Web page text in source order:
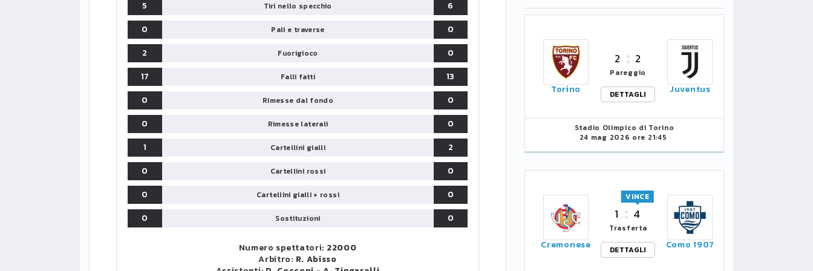
5
Tiri nello specchio
6
0
Pali e traverse
0
2
Fuorigioco
0
17
Falli fatti
13
0
Rimesse dal fondo
0
0
Rimesse laterali
0
1
Cartellini gialli
2
0
Cartellini rossi
0
0
Cartellini gialli + rossi
0
0
Sostituzioni 0
Numero spettatori: 22000
Arbitro: R. Abisso
Torino
2 2
Pareggio
DETTAGLI
Juventus
Stadio Olimpico di Torino
24 mag 2026 ore 21:45
Cremonese
1 4
VINCE
Trasferta
DETTAGLI
Como 1907